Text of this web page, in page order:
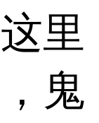
里
鬼